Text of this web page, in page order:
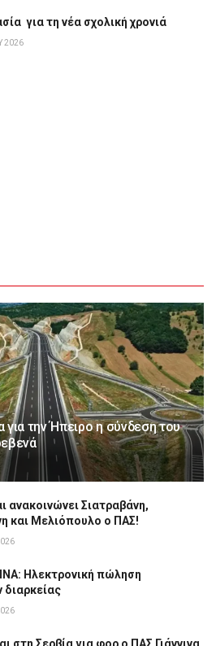
για τη νέα σχολική χρονιά
2026
για την Ήπειρο η σύνδεση του
ανακοινώνει Σιατραβάνη,
και Μελιόπουλο ο ΠΑΣ!
Hλεκτρονική πώληση
διαρκείας